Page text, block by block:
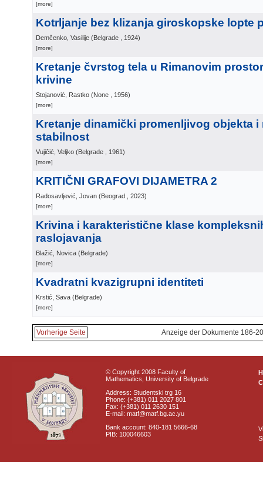
[more]
Kotrljanje bez klizanja giroskopske lopte
Demčenko, Vasilije (Belgrade , 1924)
[more]
Kretanje čvrstog tela u Rimanovim
krivine
Stojanović, Rastko (None , 1956)
[more]
Kretanje dinamički promenljivog objekta i
stabilnost
Vujičić, Veljko (Belgrade , 1961)
[more]
KRITIČNI GRAFOVI DIJAMETRA 2
Radosavljević, Jovan (Beograd , 2023)
[more]
Krivina i karakteristične klase
raslojavanja
Blažić, Novica (Belgrade)
[more]
Kvadratni kvazigrupni identiteti
Krstić, Sava (Belgrade)
[more]
Vorherige Seite Anzeige der Dokumente 186-
© Copyright 2008 Faculty of
Mathematics, University of Belgrade
Address: Studentski trg 16
Phone: (+381) 011 2027 801
Fax: (+381) 011 2630 151
E-mail: matf@matf.bg.ac.yu
Bank account: 840-181 5666-68
PIB: 100046603